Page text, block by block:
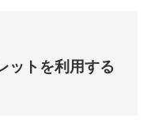
ットを利用する